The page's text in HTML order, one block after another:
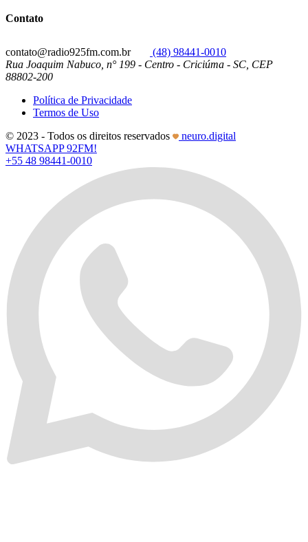
Contato
contato@radio925fm.com.br
(48) 98441-0010
Rua Joaquim Nabuco, n° 199 - Centro - Criciúma - SC, CEP
88802-200
Política de Privacidade
Termos de Uso
© 2023 - Todos os direitos reservados
neuro.digital
WHATSAPP 92FM!
+55 48 98441-0010